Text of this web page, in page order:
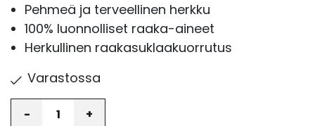
Pehmeä ja terveellinen herkku
100% luonnolliset raaka-aineet
Herkullinen raakasuklaakuorrutus
Varastossa